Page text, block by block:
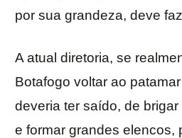
por sua grandeza, deve
A atual diretoria, se
Botafogo voltar ao
deveria ter saído, de
e formar grandes elencos,